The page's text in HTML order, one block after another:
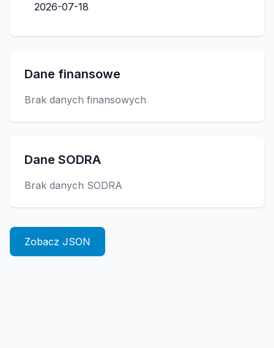
2026-07-18
Dane finansowe
Brak danych finansowych
Dane SODRA
Brak danych SODRA
Zobacz JSON